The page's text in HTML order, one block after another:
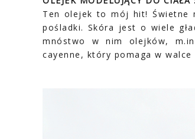
Ten olejek to mój hit! Świetne
pośladki. Skóra jest o wiele
mnóstwo w nim olejków,
cayenne, który pomaga w